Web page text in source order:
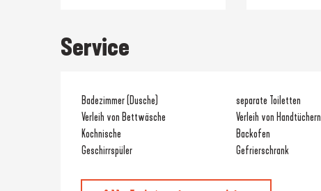
Service
Badezimmer (Dusche) separate Toiletten
Verleih von Bettwäsche
Verleih von Handtüchern
Kochnische
Backofen
Geschirrspüler
Gefrierschrank